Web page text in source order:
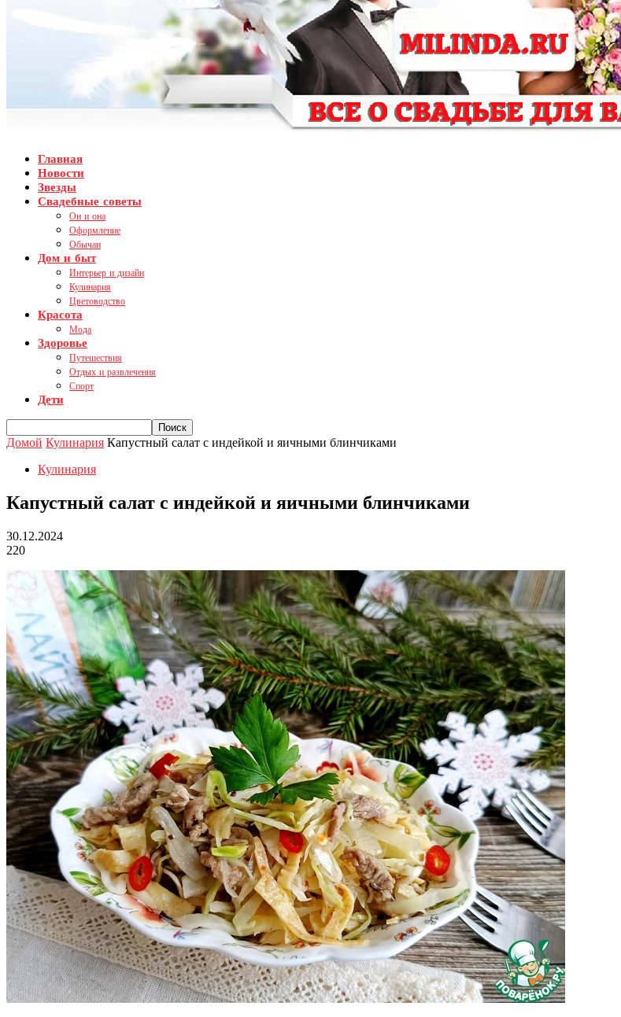
Главная
Новости
Звезды
Свадебные советы
Он и она
Оформление
Обычаи
Дом и быт
Интерьер и дизайн
Кулинария
Цветоводство
Красота
Мода
Здоровье
Путешествия
Отдых и развлечения
Спорт
Дети
Домой Кулинария Капустный салат с индейкой и яичными блинчиками
Кулинария
Капустный салат с индейкой и яичными блинчиками
30.12.2024
220